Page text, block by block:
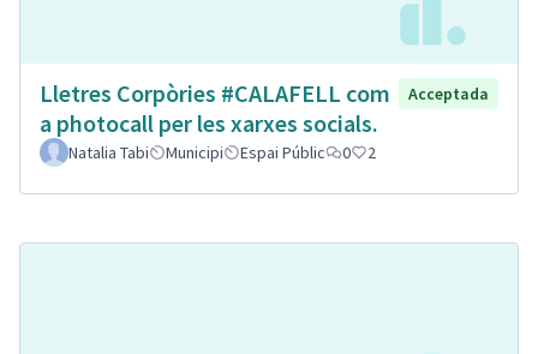
Lletres Corpòries #CALAFELL com
a photocall per les xarxes socials.
Acceptada
Natalia Tabi Municipi Espai Públic 0 2